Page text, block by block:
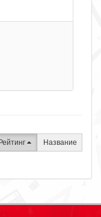
Рейтинг Название